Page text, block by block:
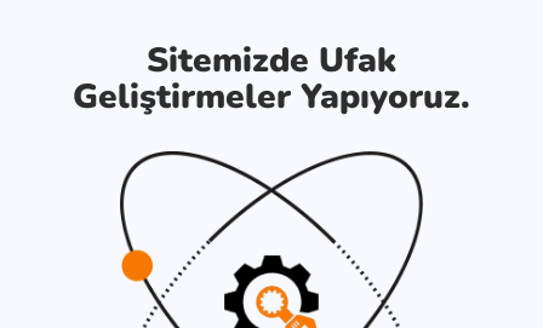
Sitemizde Ufak
Geliştirmeler Yapıyoruz.